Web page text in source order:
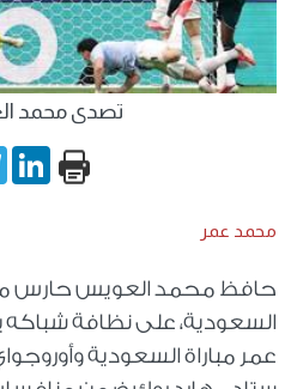
تصدى محمد
محمد عمر
حافظ محمد العويس حارس
عمر مباراة السعودية